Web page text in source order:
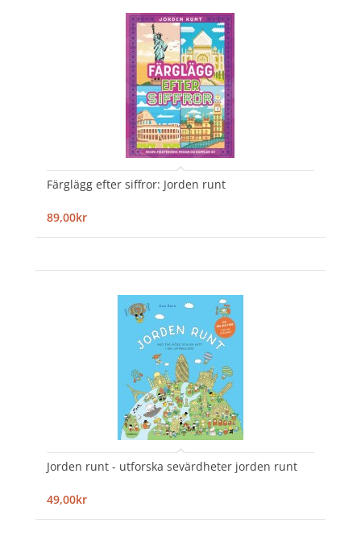
Färglägg efter siffror: Jorden runt
89,00kr
Jorden runt - utforska sevärdheter jorden runt
49,00kr